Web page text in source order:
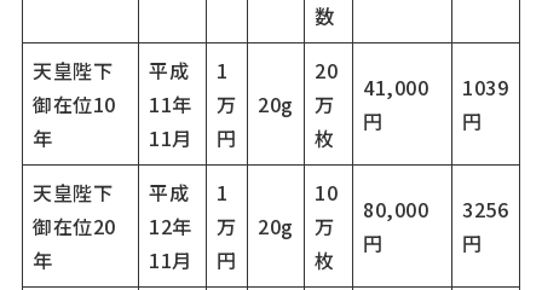
数
天皇陛下
御在位10
年
平成
11年
11月
1
万
円
20g
20
万
枚
41,000
円
1039
円
天皇陛下
御在位20
年
平成
12年
11月
1
万
円
20g
10
万
枚
80,000
円
3256
円